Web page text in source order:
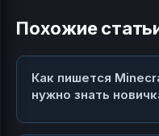
Похожие
Как пишется
нужно знать